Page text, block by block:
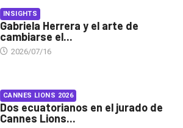
INSIGHTS
Gabriela Herrera y el arte de
cambiarse el...
2026/07/16
CANNES LIONS 2026
Dos ecuatorianos en el jurado de
Cannes Lions...